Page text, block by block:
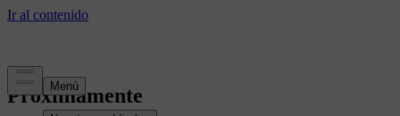
Próximamente